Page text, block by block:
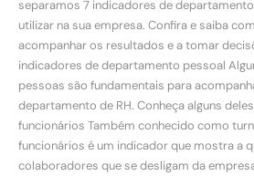
separamos 7 indicadores de
utilizar na sua empresa. Confira e saiba
acompanhar os resultados e a tomar
indicadores de departamento pessoal
pessoas são fundamentais para
departamento de RH. Conheça alguns
funcionários Também conhecido como
funcionários é um indicador que mostra a
colaboradores que se desligam da